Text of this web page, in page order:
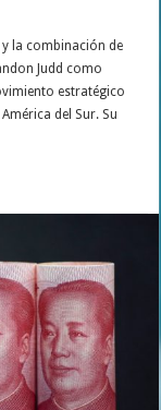
y la combinación de
Judd como
estratégico
del Sur. Su